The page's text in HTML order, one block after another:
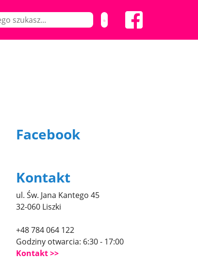
Facebook
Kontakt
ul. Św. Jana Kantego 45
32-060 Liszki
+48 784 064 122
Godziny otwarcia: 6:30 - 17:00
Kontakt